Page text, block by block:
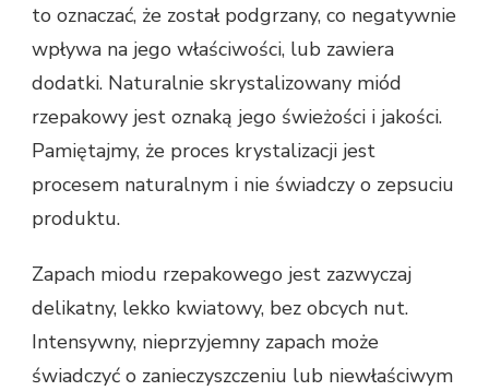
to oznaczać, że został podgrzany, co negatywnie
wpływa na jego właściwości, lub zawiera
dodatki. Naturalnie skrystalizowany miód
rzepakowy jest oznaką jego świeżości i jakości.
Pamiętajmy, że proces krystalizacji jest
procesem naturalnym i nie świadczy o zepsuciu
produktu.
Zapach miodu rzepakowego jest zazwyczaj
delikatny, lekko kwiatowy, bez obcych nut.
Intensywny, nieprzyjemny zapach może
świadczyć o zanieczyszczeniu lub niewłaściwym